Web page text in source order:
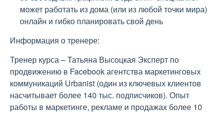
может работать из дома (или из любой точки мира)
онлайн и гибко планировать свой день
Информация о тренере:
Тренер курса – Татьяна Высоцкая Эксперт по
продвижению в Facebook агентства маркетинговых
коммуникаций Urbanist (один из ключевых клиентов
насчитывает более 140 тыс. подписчиков). Опыт
работы в маркетинге, рекламе и продажах более 10